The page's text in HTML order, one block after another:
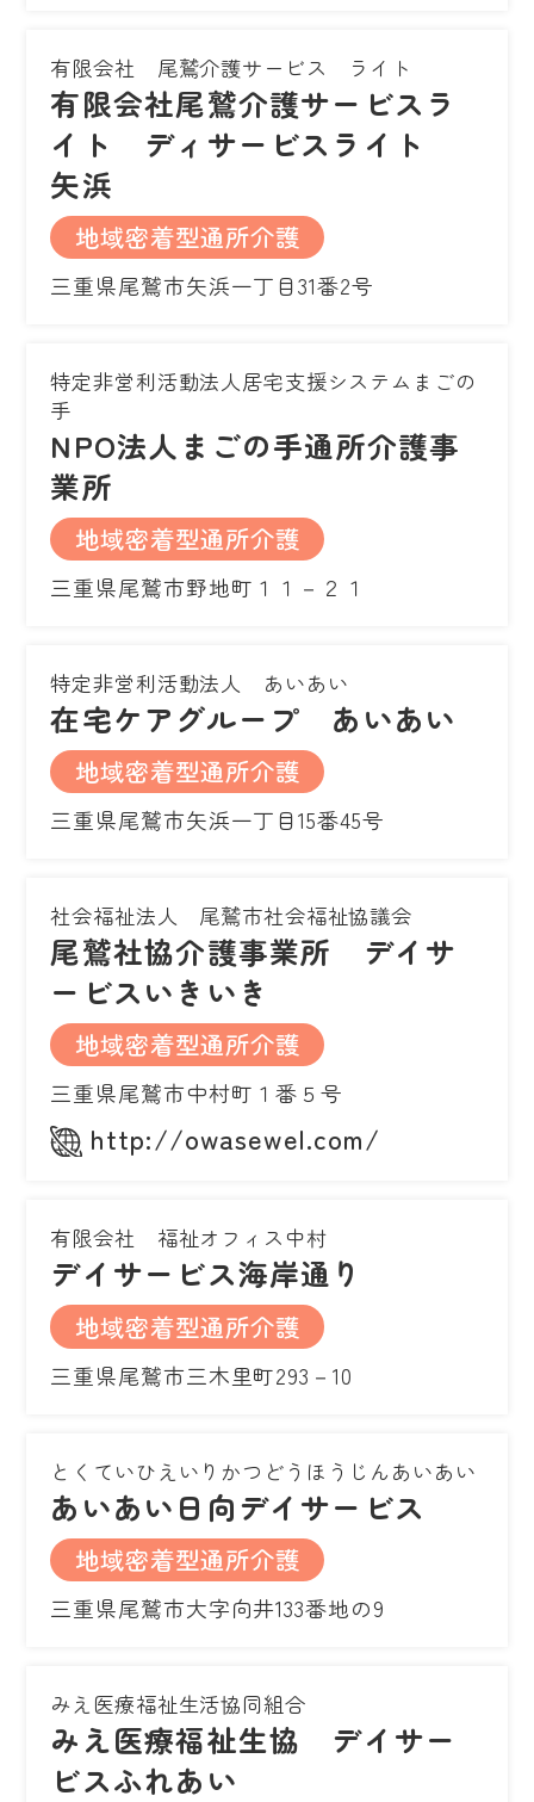
有限会社 尾鷲介護サービス ライト
有限会社尾鷲介護サービスラ
イト ディサービスライト
矢浜
地域密着型通所介護
三重県尾鷲市矢浜一丁目31番2号
特定非営利活動法人居宅支援システムまごの
手
NPO法人まごの手通所介護事
業所
地域密着型通所介護
三重県尾鷲市野地町１１－２１
特定非営利活動法人 あいあい
在宅ケアグループ あいあい
地域密着型通所介護
三重県尾鷲市矢浜一丁目15番45号
社会福祉法人 尾鷲市社会福祉協議会
尾鷲社協介護事業所 デイサ
ービスいきいき
地域密着型通所介護
三重県尾鷲市中村町１番５号
http://owasewel.com/
有限会社 福祉オフィス中村
デイサービス海岸通り
地域密着型通所介護
三重県尾鷲市三木里町293－10
とくていひえいりかつどうほうじんあいあい
あいあい日向デイサービス
地域密着型通所介護
三重県尾鷲市大字向井133番地の9
みえ医療福祉生活協同組合
みえ医療福祉生協 デイサー
ビスふれあい